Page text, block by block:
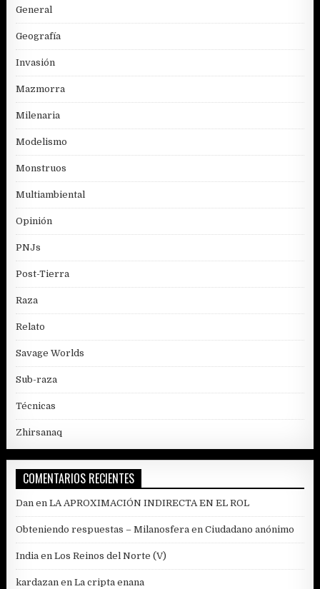
General
Geografía
Invasión
Mazmorra
Milenaria
Modelismo
Monstruos
Multiambiental
Opinión
PNJs
Post-Tierra
Raza
Relato
Savage Worlds
Sub-raza
Técnicas
Zhirsanaq
COMENTARIOS RECIENTES
Dan enLA APROXIMACIÓN INDIRECTA EN EL ROL
Obteniendo respuestas – Milanosfera enCiudadano anónimo
India enLos Reinos del Norte (V)
kardazan enLa cripta enana